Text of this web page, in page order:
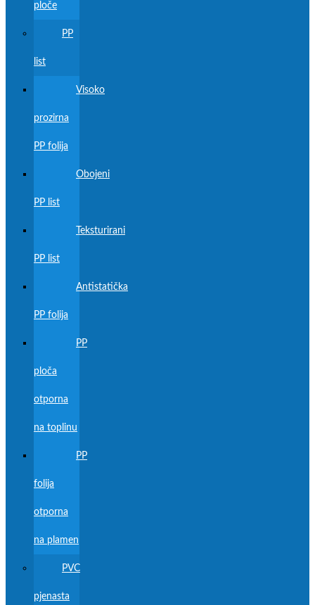
ploče
PP
list
Visoko
prozirna
PP folija
Obojeni
PP list
Teksturirani
PP list
Antistatička
PP folija
PP
ploča
otporna
na toplinu
PP
folija
otporna
na plamen
PVC
pjenasta